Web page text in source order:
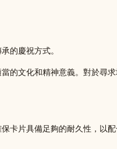
的慶祝方式。
的文化和精神意義。對於尋
卡片具備足夠的耐久性，以